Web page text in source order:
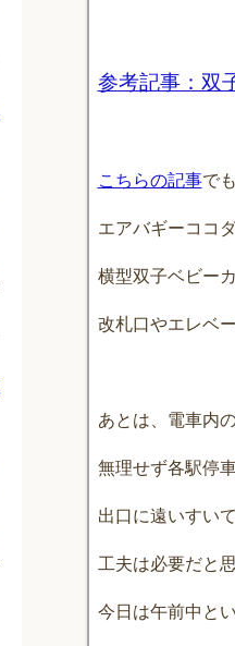
参考記事：双
こちらの記事で
エアバギーココ
横型双子ベビー
改札口やエレベ
あとは、電車内
無理せず各駅停
出口に遠いすい
工夫は必要だと
今日は午前中と